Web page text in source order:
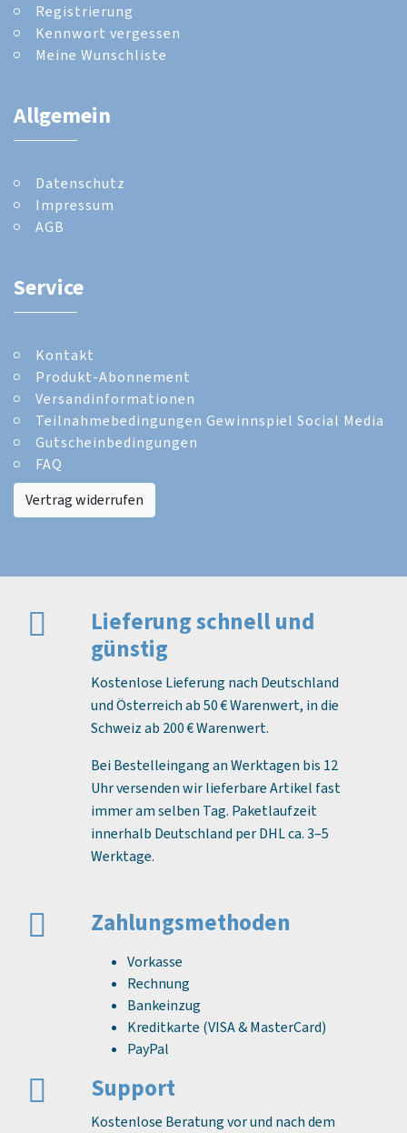
Registrierung
Kennwort vergessen
Meine Wunschliste
Allgemein
Datenschutz
Impressum
AGB
Service
Kontakt
Produkt-Abonnement
Versandinformationen
Teilnahmebedingungen Gewinnspiel Social Media
Gutscheinbedingungen
FAQ
Vertrag widerrufen
Lieferung schnell und
günstig
Kostenlose Lieferung nach Deutschland
und Österreich ab 50 € Warenwert, in die
Schweiz ab 200 € Warenwert.
Bei Bestelleingang an Werktagen bis 12
Uhr versenden wir lieferbare Artikel fast
immer am selben Tag. Paketlaufzeit
innerhalb Deutschland per DHL ca. 3–5
Werktage.
Zahlungs­methoden
Vorkasse
Rechnung
Bankeinzug
Kreditkarte (VISA & MasterCard)
PayPal
Support
Kostenlose Beratung vor und nach dem